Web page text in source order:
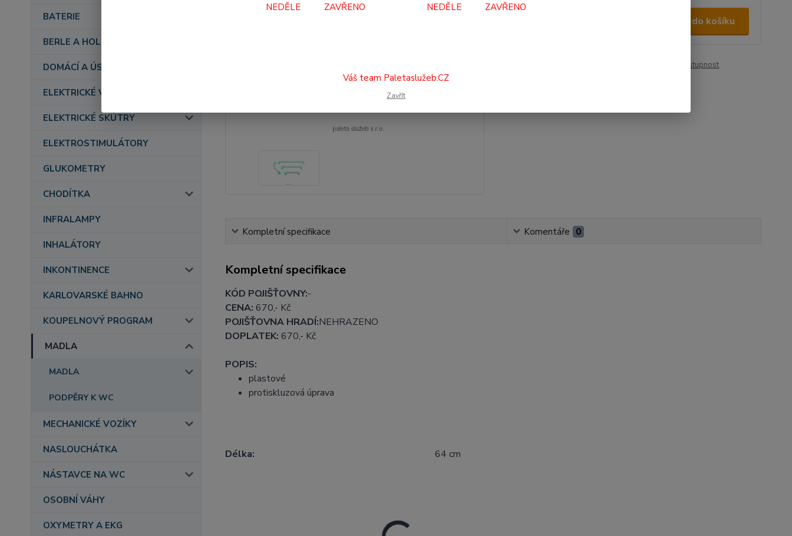
BATERIE
BERLE A HOLE
DOMÁCÍ A ÚSTAVNÍ PÉČE
ELEKTRICKÉ VOZÍKY
ELEKTRICKÉ SKÚTRY
ELEKTROSTIMULÁTORY
GLUKOMETRY
CHODÍTKA
INFRALAMPY
INHALÁTORY
INKONTINENCE
KARLOVARSKÉ BAHNO
KOUPELNOVÝ PROGRAM
MADLA
MADLA
PODPĚRY K WC
MECHANICKÉ VOZÍKY
NASLOUCHÁTKA
NÁSTAVCE NA WC
OSOBNÍ VÁHY
OXYMETRY A EKG
Přidat do košíku
Hlídat cenu / dostupnost
Kompletní specifikace Komentáře 0
Kompletní specifikace
KÓD POJIŠŤOVNY:-
CENA: 670,- Kč
POJIŠŤOVNA HRADÍ:NEHRAZENO
DOPLATEK: 670,- Kč
POPIS:
plastové
protiskluzová úprava
Délka: 64 cm
NEDĚLE ZAVŘENO NEDĚLE ZAVŘENO
Váš team Paletaslužeb.CZ
Zavřít